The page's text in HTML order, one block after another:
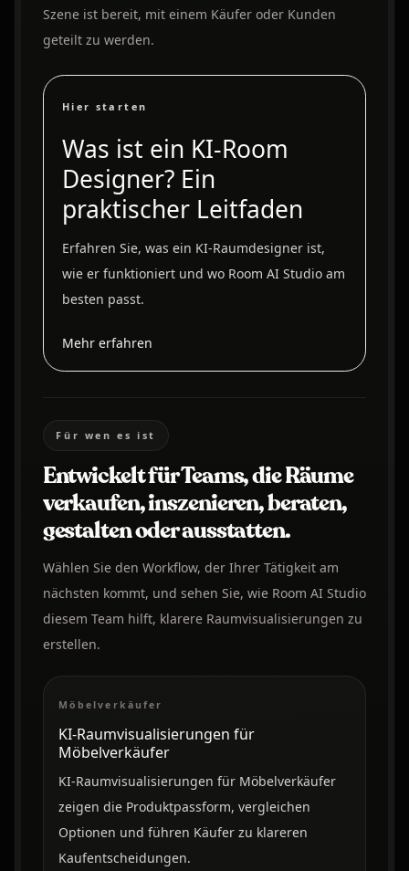
Szene ist bereit, mit einem Käufer oder Kunden
geteilt zu werden.
Hier starten
Was ist ein KI-Room
Designer? Ein
praktischer Leitfaden
Erfahren Sie, was ein KI-Raumdesigner ist,
wie er funktioniert und wo Room AI Studio am
besten passt.
Mehr erfahren
Für wen es ist
Entwickelt für Teams, die Räume
verkaufen, inszenieren, beraten,
gestalten oder ausstatten.
Wählen Sie den Workflow, der Ihrer Tätigkeit am
nächsten kommt, und sehen Sie, wie Room AI Studio
diesem Team hilft, klarere Raumvisualisierungen zu
erstellen.
Möbelverkäufer
KI-Raumvisualisierungen für
Möbelverkäufer
KI-Raumvisualisierungen für Möbelverkäufer
zeigen die Produktpassform, vergleichen
Optionen und führen Käufer zu klareren
Kaufentscheidungen.